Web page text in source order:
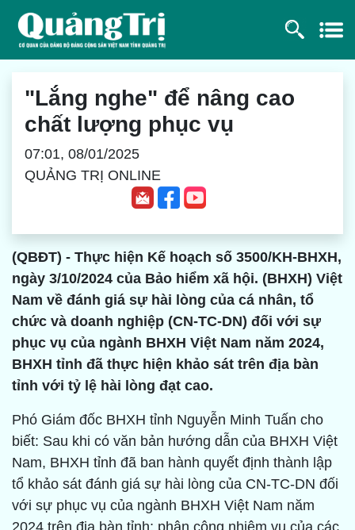
"Lắng nghe" để nâng cao
chất lượng phục vụ
07:01, 08/01/2025
QUẢNG TRỊ ONLINE
(QBĐT) - Thực hiện Kế hoạch số 3500/KH-BHXH,
ngày 3/10/2024 của Bảo hiểm xã hội. (BHXH) Việt
Nam về đánh giá sự hài lòng của cá nhân, tổ
chức và doanh nghiệp (CN-TC-DN) đối với sự
phục vụ của ngành BHXH Việt Nam năm 2024,
BHXH tỉnh đã thực hiện khảo sát trên địa bàn
tỉnh với tỷ lệ hài lòng đạt cao.
Phó Giám đốc BHXH tỉnh Nguyễn Minh Tuấn cho
biết: Sau khi có văn bản hướng dẫn của BHXH Việt
Nam, BHXH tỉnh đã ban hành quyết định thành lập
tổ khảo sát đánh giá sự hài lòng của CN-TC-DN đối
với sự phục vụ của ngành BHXH Việt Nam năm